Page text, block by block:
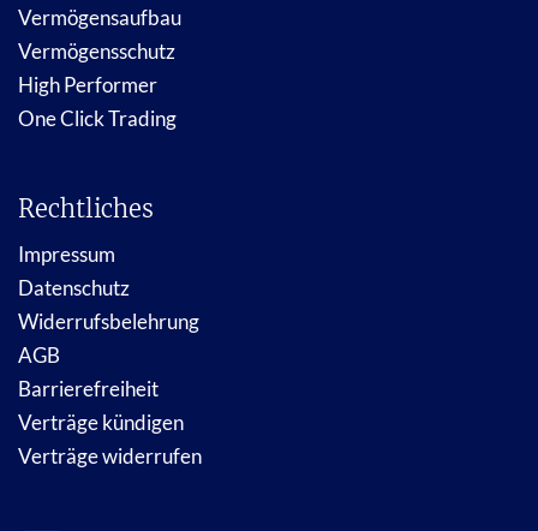
Vermögensaufbau
Vermögensschutz
High Performer
One Click Trading
Rechtliches
Impressum
Datenschutz
Widerrufsbelehrung
AGB
Barrierefreiheit
Verträge kündigen
Verträge widerrufen